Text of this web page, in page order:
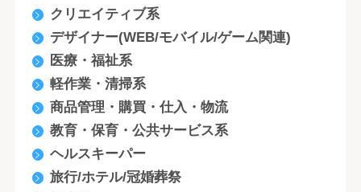
クリエイティブ系
デザイナー(WEB/モバイル/ゲーム関連)
医療・福祉系
軽作業・清掃系
商品管理・購買・仕入・物流
教育・保育・公共サービス系
ヘルスキーパー
旅行/ホテル/冠婚葬祭